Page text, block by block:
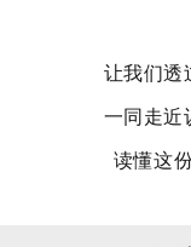
让我们透
一同走近
读懂这